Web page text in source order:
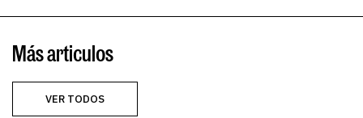
Más articulos
VER TODOS